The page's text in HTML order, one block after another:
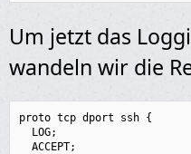
Um jetzt das
wandeln wir die
proto tcp dport ssh {
LOG;
ACCEPT;